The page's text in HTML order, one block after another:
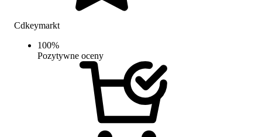
Cdkeymarkt
100%
Pozytywne oceny